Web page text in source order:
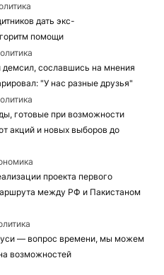
дать экс-
помощи
сославшись на мнения
"У нас разные друзья"
готовые при возможности
акций и новых выборов до
проекта первого
между РФ и Пакистаном
— вопрос времени, мы можем
возможностей